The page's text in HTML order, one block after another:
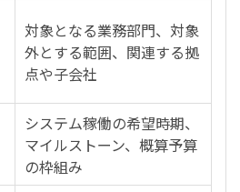
対象となる業務部門、対象
外とする範囲、関連する拠
点や子会社
システム稼働の希望時期、
マイルストーン、概算予算
の枠組み